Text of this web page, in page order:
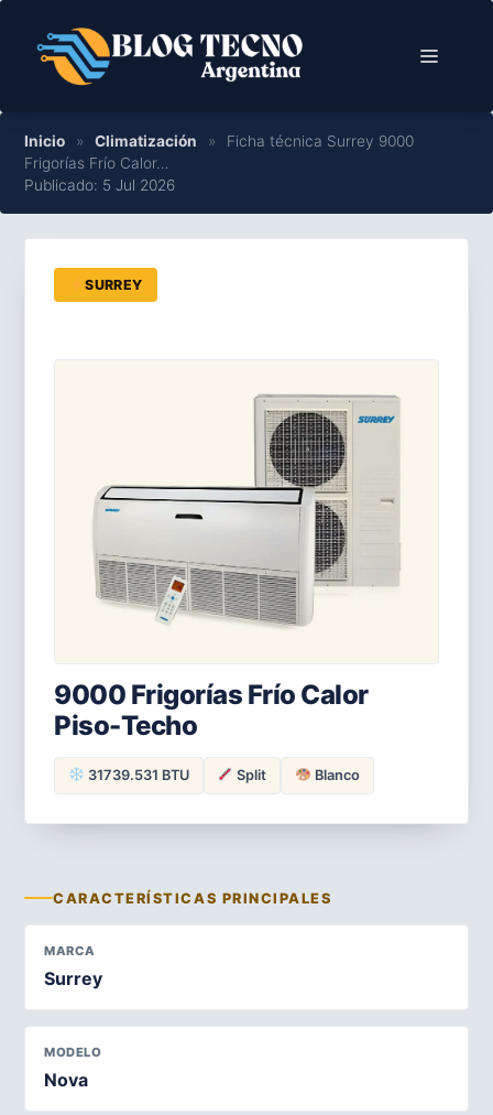
contenido
Menú
Inicio » Climatización »
Ficha técnica Surrey 9000
Frigorías Frío Calor…
Publicado: 5 Jul 2026
SURREY
9000 Frigorías Frío Calor
Piso-Techo
31739.531 BTU Split Blanco
CARACTERÍSTICAS PRINCIPALES
MARCA
Surrey
MODELO
Nova